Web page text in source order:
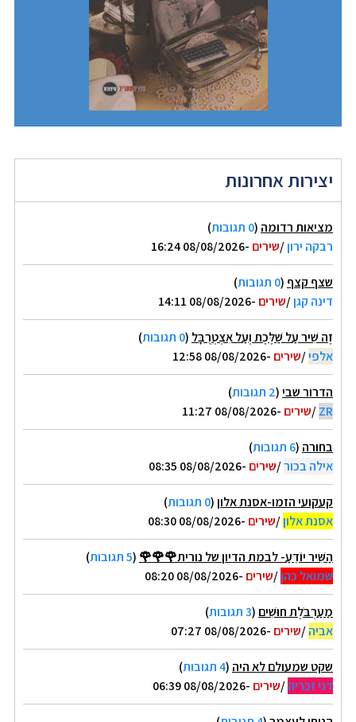
יצירות אחרונות
מציאות רדומה (0 תגובות
)
רבקה ירון/שירים -08/08/2026 16:24
שצף קצף (0 תגובות
)
דינה קגן/שירים -08/08/2026 14:11
זֶה שִׁיר עַל שַׁלֶּכֶת וְעַל אִצְטְרֻבָּל (0 תגובות
)
אלפי/שירים -08/08/2026 12:58
הדרור שבי(2 תגובות
)
ZR
/שירים -08/08/2026 11:27
בחורה (6 תגובות
)
אילה בכור/שירים -08/08/2026 08:35
קעקועי הזמו-אסנת אלון(0 תגובות
)
אסנת אלון/שירים -08/08/2026 08:30
הַשִּׁיר יוֹדֵעַ- לבמת הדיון של נורית🌹🌹🌹 (5 תגובות
)
שמואל כהן/שירים -08/08/2026 08:20
מַעַרְבֹּלֶת חוּשִׁים (3 תגובות
)
אביה/שירים -08/08/2026 07:27
שקט שמעולם לא היה (4 תגובות
)
דני זכריה/שירים -08/08/2026 06:39